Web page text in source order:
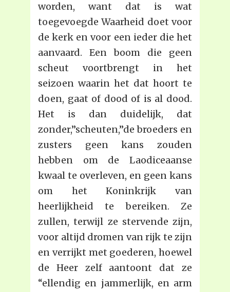
worden, want dat is wat
toegevoegde Waarheid doet voor
de kerk en voor een ieder die het
aanvaard. Een boom die geen
scheut voortbrengt in het
seizoen waarin het dat hoort te
doen, gaat of dood of is al dood.
Het is dan duidelijk, dat
zonder,”scheuten,”de broeders en
zusters geen kans zouden
hebben om de Laodiceaanse
kwaal te overleven, en geen kans
om het Koninkrijk van
heerlijkheid te bereiken. Ze
zullen, terwijl ze stervende zijn,
voor altijd dromen van rijk te zijn
en verrijkt met goederen, hoewel
de Heer zelf aantoont dat ze
“ellendig en jammerlijk, en arm